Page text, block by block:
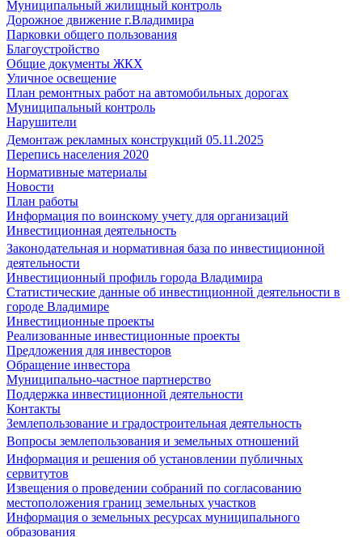
Муниципальный жилищный контроль
Дорожное движение г.Владимира
Парковки общего пользования
Благоустройство
Общие документы ЖКХ
Уличное освещение
План ремонтных работ на автомобильных дорогах
Муниципальный контроль
Нарушители
Демонтаж рекламных конструкций 05.11.2025
Перепись населения 2020
Нормативные материалы
Новости
План работы
Информация по воинскому учету для организаций
Инвестиционная деятельность
Законодательная и нормативная база по инвестиционной
деятельности
Инвестиционный профиль города Владимира
Статистические данные об инвестиционной деятельности в
городе Владимире
Инвестиционные проекты
Реализованные инвестиционные проекты
Предложения для инвесторов
Обращение инвестора
Муниципально-частное партнерство
Поддержка инвестиционной деятельности
Контакты
Землепользование и градостроительная деятельность
Вопросы землепользования и земельных отношений
Информация и решения об установлении публичных
сервитутов
Извещения о проведении собраний по согласованию
местоположения границ земельных участков
Информация о земельных ресурсах муниципального
образования